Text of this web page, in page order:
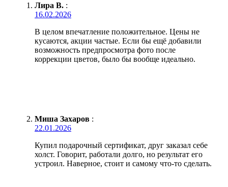
Лира В. :
16.02.2026
В целом впечатление положительное. Цены не
кусаются, акции частые. Если бы ещё добавили
возможность предпросмотра фото после
коррекции цветов, было бы вообще идеально.
Миша Захаров :
22.01.2026
Купил подарочный сертификат, друг заказал себе
холст. Говорит, работали долго, но результат его
устроил. Наверное, стоит и самому что-то сделать.